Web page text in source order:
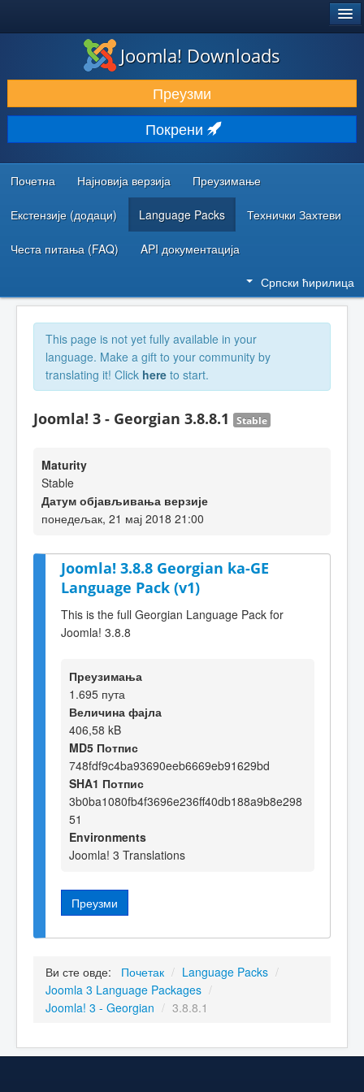
ПРЕУЗИМАЊЕ И ПРОШИРЕЊА (ЕКСТЕНЗИЈЕ)
ОТКРИЈТЕ И НАУЧИТЕ
ЗАЈЕДНИЦА И ПОДРШКА
РЕСУРСИ ЗА РАЗВОЈ
Joomla! Downloads
Преузми
Покрени
Почетна Најновија верзија Преузимање
Екстензије (додаци) Language Packs Технички Захтеви
Честа питања (FAQ) API документација
Српски ћирилица
This page is not yet fully available in your
language. Make a gift to your community by
translating it! Click here to start.
Joomla! 3 - Georgian 3.8.8.1 Stable
Maturity
Stable
Датум објављивања верзије
понедељак, 21 мај 2018 21:00
Joomla! 3.8.8 Georgian ka-GE
Language Pack (v1)
This is the full Georgian Language Pack for
Joomla! 3.8.8
Преузимања
1.695 пута
Величина фајла
406,58 kB
MD5 Потпис
748fdf9c4ba93690eeb6669eb91629bd
SHA1 Потпис
3b0ba1080fb4f3696e236ff40db188a9b8e298
51
Environments
Joomla! 3 Translations
Преузми
Ви сте овде: Почетак / Language Packs /
Joomla 3 Language Packages /
Joomla! 3 - Georgian / 3.8.8.1